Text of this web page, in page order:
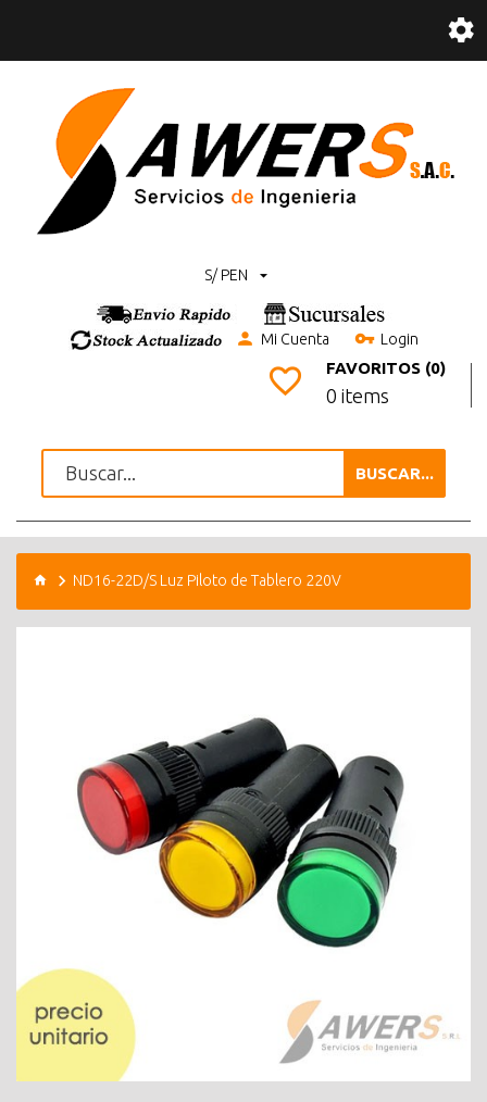
S/ PEN
Mi Cuenta Login
FAVORITOS (0)
0 items
BUSCAR...
ND16-22D/S Luz Piloto de Tablero 220V